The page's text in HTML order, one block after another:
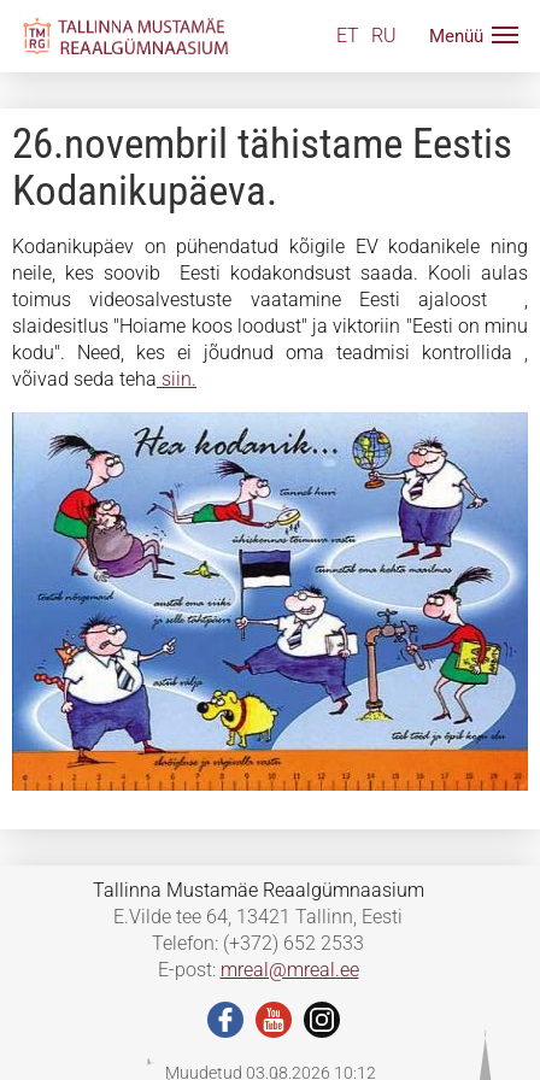
ET RU
26.novembril tähistame Eestis
Kodanikupäeva.
Kodanikupäev on pühendatud kõigile EV kodanikele ning
neile, kes soovib Eesti kodakondsust saada. Kooli aulas
toimus videosalvestuste vaatamine Eesti ajaloost ,
slaidesitlus "Hoiame koos loodust" ja viktoriin "Eesti on minu
kodu". Need, kes ei jõudnud oma teadmisi kontrollida ,
võivad seda teha siin.
Tallinna Mustamäe Reaalgümnaasium
E.Vilde tee 64, 13421 Tallinn, Eesti
Telefon: (+372) 652 2533
E-post: mreal@mreal.ee
Muudetud 03.08.2026 10:12